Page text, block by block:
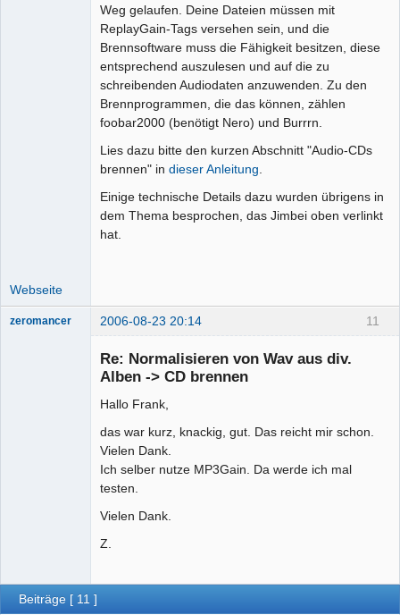
Weg gelaufen. Deine Dateien müssen mit
ReplayGain-Tags versehen sein, und die
Brennsoftware muss die Fähigkeit besitzen, diese
entsprechend auszulesen und auf die zu
schreibenden Audiodaten anzuwenden. Zu den
Brennprogrammen, die das können, zählen
foobar2000 (benötigt Nero) und Burrrn.
Lies dazu bitte den kurzen Abschnitt "Audio-CDs
brennen" in dieser Anleitung
Einige technische Details dazu wurden übrigens in
dem Thema besprochen, das Jimbei oben verlinkt
hat.
Webseite
11
zeromancer 2006-08-23 20:14
Re: Normalisieren von Wav aus div.
Alben -> CD brennen
Hallo Frank,
das war kurz, knackig, gut. Das reicht mir schon.
Vielen Dank.
Ich selber nutze MP3Gain. Da werde ich mal
testen.
Vielen Dank.
Z.
Beiträge [ 11 ]